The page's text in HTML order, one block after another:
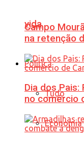
vida
Política
Tudo
Economia
Campo
na retenção
Dia dos
no comércio